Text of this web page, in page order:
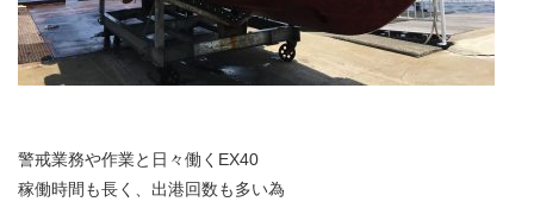
警戒業務や作業と日々働くEX40
稼働時間も長く、出港回数も多い為